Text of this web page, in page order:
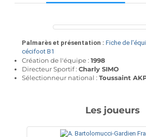
Palmarès et présentation : Fiche de
cécifoot B1
Création de l'équipe : 1998
Directeur Sportif : Charly SIMO
Sélectionneur national : Toussaint
Les joueurs